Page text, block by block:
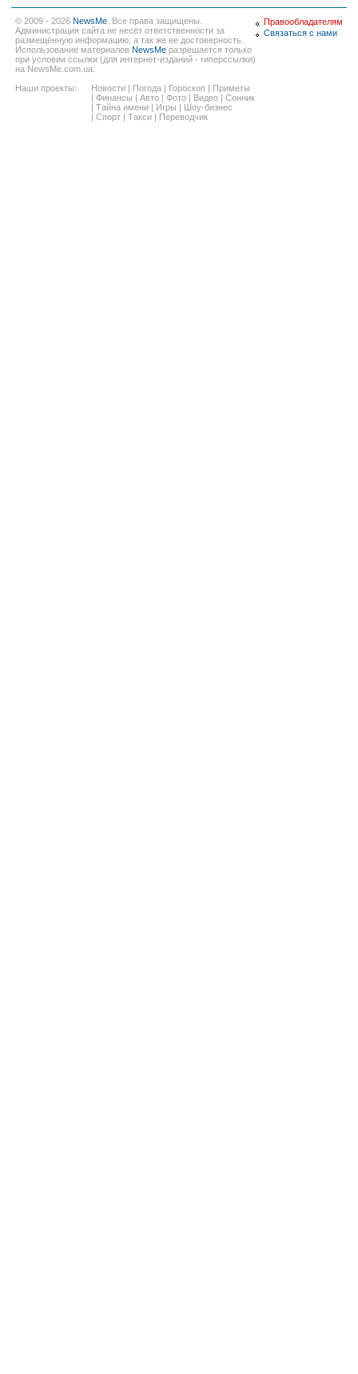
© 2009 - 2026 NewsMe . Все права защищены.
Администрация сайта не несёт ответственности за
размещённую информацию, а так же ее достоверность.
Использование материалов NewsMe разрешается только
при условии ссылки (для интернет-изданий - гиперссылки)
на NewsMe.com.ua.
Наши проекты:
Новости Погода Гороскоп
Приметы
Финансы Авто Фото Видео
Сонник
Тайна имени Игры
Шоу-бизнес
Спорт Такси Переводчик
Правообладателям
Связаться с нами